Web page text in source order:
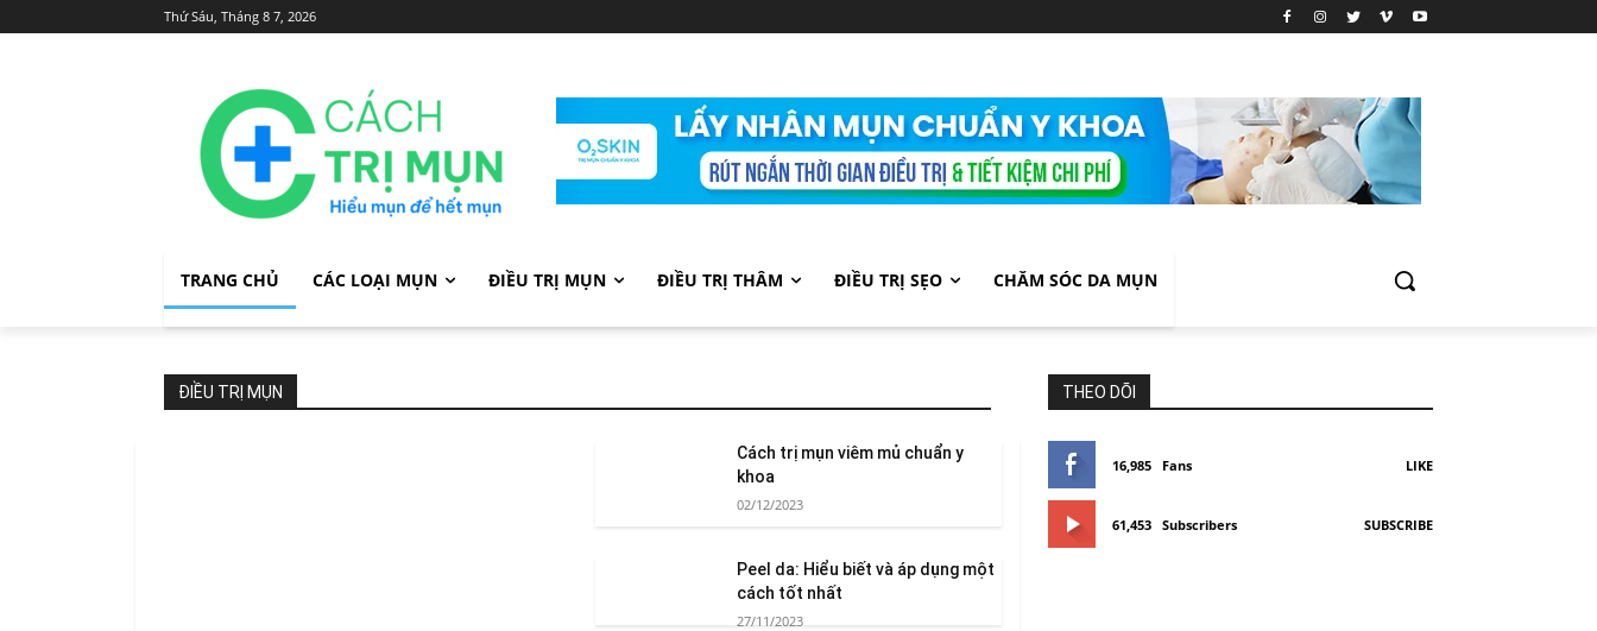
Thứ Sáu, Tháng 8 7, 2026
TRANG CHỦ CÁC LOẠI MỤN ĐIỀU TRỊ MỤN ĐIỀU TRỊ THÂM ĐIỀU TRỊ SẸO CHĂM SÓC DA MỤN
ĐIỀU TRỊ MỤN
Cách trị mụn viêm mủ chuẩn y
khoa
02/12/2023
Peel da: Hiểu biết và áp dụng một
cách tốt nhất
27/11/2023
THEO DÕI
16,985 Fans LIKE
61,453 Subscribers SUBSCRIBE